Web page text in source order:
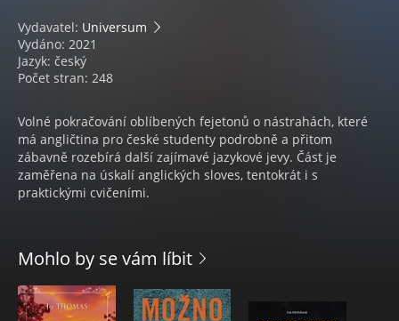
Vydavatel: Universum
Vydáno: 2021
Jazyk: český
Počet stran: 248
Volné pokračování oblíbených fejetonů o nástrahách, které
má angličtina pro české studenty podrobně a přitom
zábavně rozebírá další zajímavé jazykové jevy. Část je
zaměřena na úskalí anglických sloves, tentokrát i s
praktickými cvičeními.
Mohlo by se vám líbit